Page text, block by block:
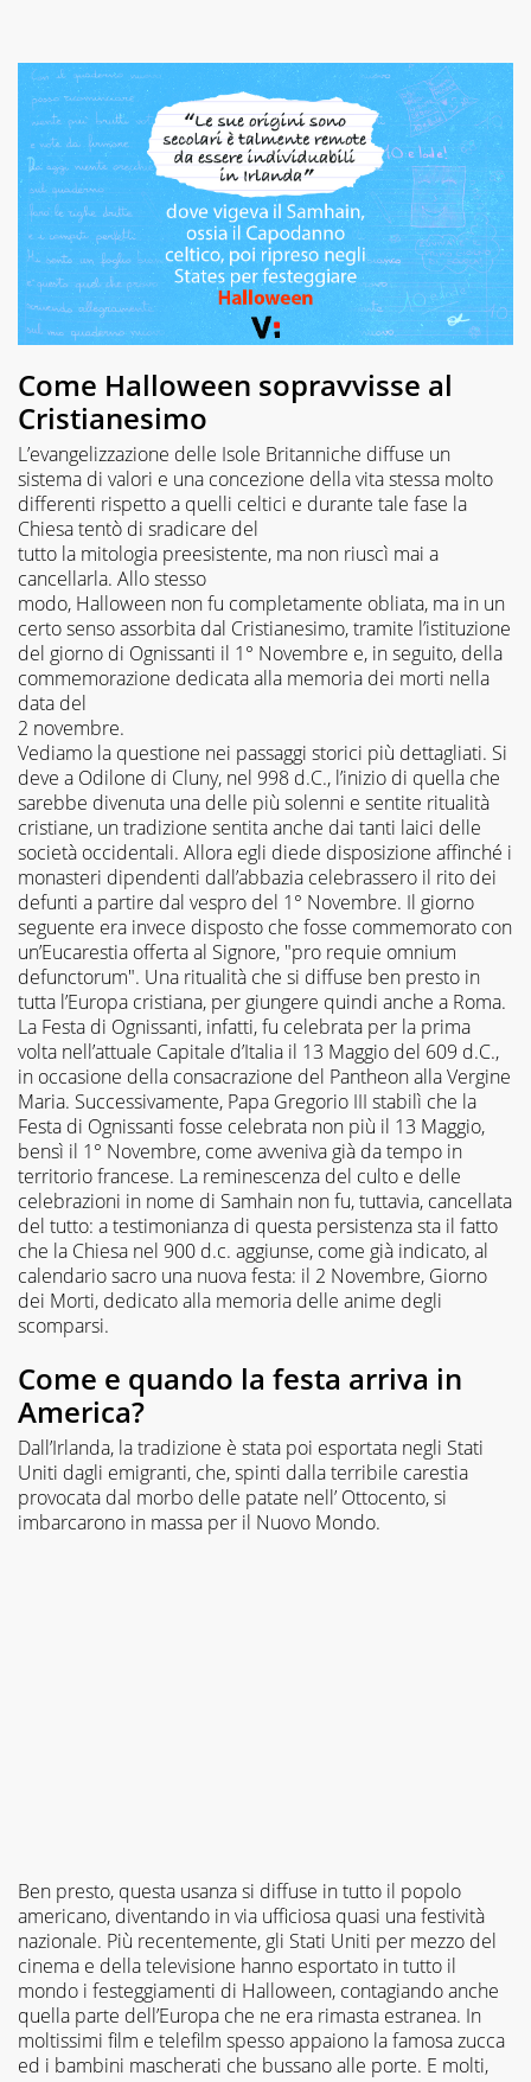
Come Halloween sopravvisse al
Cristianesimo
L’evangelizzazione delle Isole Britanniche diffuse un
sistema di valori e una concezione della vita stessa molto
differenti rispetto a quelli celtici e durante tale fase la
Chiesa tentò di sradicare del
tutto la mitologia preesistente, ma non riuscì mai a
cancellarla. Allo stesso
modo, Halloween non fu completamente obliata, ma in un
certo senso assorbita dal Cristianesimo, tramite l’istituzione
del giorno di Ognissanti il 1° Novembre e, in seguito, della
commemorazione dedicata alla memoria dei morti nella
data del
2 novembre.
Vediamo la questione nei passaggi storici più dettagliati. Si
deve a Odilone di Cluny, nel 998 d.C., l’inizio di quella che
sarebbe divenuta una delle più solenni e sentite ritualità
cristiane, un tradizione sentita anche dai tanti laici delle
società occidentali. Allora egli diede disposizione affinché i
monasteri dipendenti dall’abbazia celebrassero il rito dei
defunti a partire dal vespro del 1° Novembre. Il giorno
seguente era invece disposto che fosse commemorato con
un’Eucarestia offerta al Signore, "pro requie omnium
defunctorum". Una ritualità che si diffuse ben presto in
tutta l’Europa cristiana, per giungere quindi anche a Roma.
La Festa di Ognissanti, infatti, fu celebrata per la prima
volta nell’attuale Capitale d’Italia il 13 Maggio del 609 d.C.,
in occasione della consacrazione del Pantheon alla Vergine
Maria. Successivamente, Papa Gregorio III stabilì che la
Festa di Ognissanti fosse celebrata non più il 13 Maggio,
bensì il 1° Novembre, come avveniva già da tempo in
territorio francese. La reminescenza del culto e delle
celebrazioni in nome di Samhain non fu, tuttavia, cancellata
del tutto: a testimonianza di questa persistenza sta il fatto
che la Chiesa nel 900 d.c. aggiunse, come già indicato, al
calendario sacro una nuova festa: il 2 Novembre, Giorno
dei Morti, dedicato alla memoria delle anime degli
scomparsi.
Come e quando la festa arriva in
America?
Dall’Irlanda, la tradizione è stata poi esportata negli Stati
Uniti dagli emigranti, che, spinti dalla terribile carestia
provocata dal morbo delle patate nell’ Ottocento, si
imbarcarono in massa per il Nuovo Mondo.
Ben presto, questa usanza si diffuse in tutto il popolo
americano, diventando in via ufficiosa quasi una festività
nazionale. Più recentemente, gli Stati Uniti per mezzo del
cinema e della televisione hanno esportato in tutto il
mondo i festeggiamenti di Halloween, contagiando anche
quella parte dell’Europa che ne era rimasta estranea. In
moltissimi film e telefilm spesso appaiono la famosa zucca
ed i bambini mascherati che bussano alle porte. E molti,